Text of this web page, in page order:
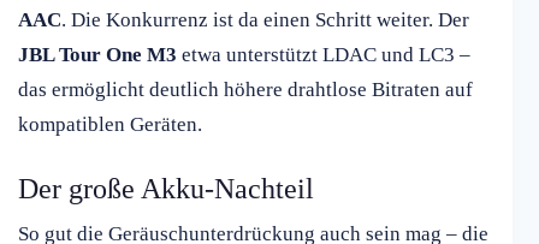
AAC. Die Konkurrenz ist da einen Schritt weiter. Der
JBL Tour One M3 etwa unterstützt LDAC und LC3 –
das ermöglicht deutlich höhere drahtlose Bitraten auf
kompatiblen Geräten.
Der große Akku-Nachteil
So gut die Geräuschunterdrückung auch sein mag – die